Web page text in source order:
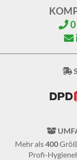
Mehr als400
Profi-